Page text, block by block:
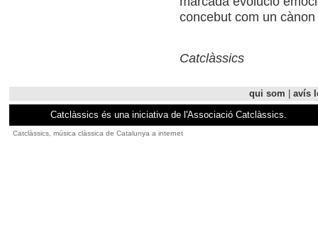
concebut com un
Catclàssics
qui som | avís
Catclàssics és una iniciativa de l'Associació Catclàssics.
Catclàssics, música clàssica de Catalunya a internet